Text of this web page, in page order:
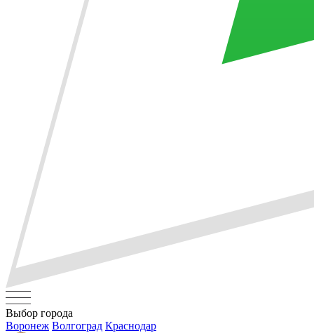
Выбор города
Воронеж Волгоград Краснодар